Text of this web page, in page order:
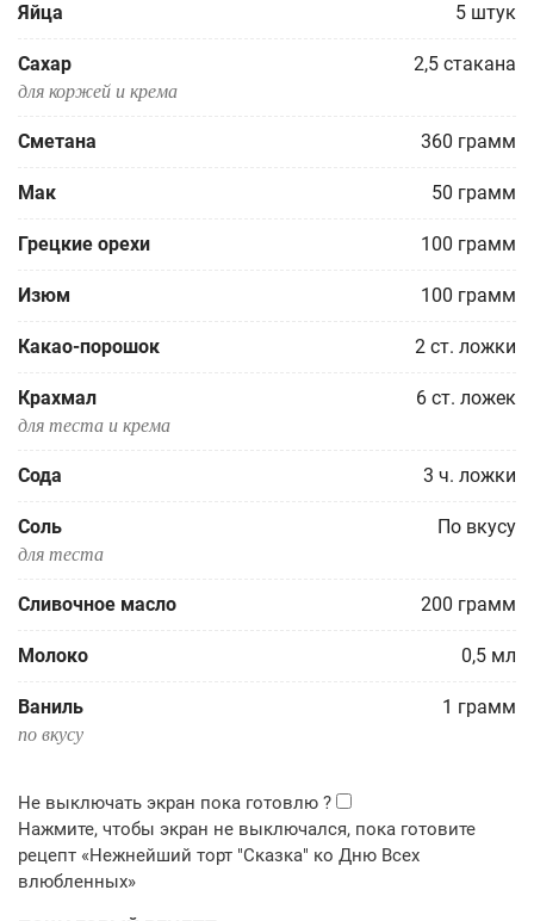
Яйца 5 штук
Сахар 2,5 стакана
для коржей и крема
Сметана 360 грамм
Мак 50 грамм
Грецкие орехи 100 грамм
Изюм 100 грамм
Какао-порошок 2 ст. ложки
Крахмал 6 ст. ложек
для теста и крема
Сода 3 ч. ложки
Соль По вкусу
для теста
Сливочное масло 200 грамм
Молоко 0,5 мл
Ваниль 1 грамм
по вкусу